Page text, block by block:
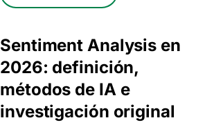
Sentiment Analysis en
2026: definición,
métodos de IA e
investigación original